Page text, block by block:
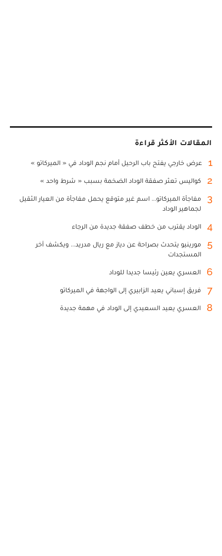
المقالات الأكثر قراءة
1 عرض خارجي يفتح باب الرحيل أمام نجم الوداد في « الميركاتو »
2 كواليس تعثر صفقة الوداد الضخمة بسبب « شرط واحد »
3
مفاجأة الميركاتو... اسم غير متوقع يحمل مفاجأة من العيار الثقيل
لجماهير الوداد
4 الوداد يقترب من خطف صفقة جديدة من الرجاء
5
مورينيو يتحدث بصراحة عن دياز مع ريال مدريد... ويكشف آخر
المستجدات
6 العسري يعين رئيسا جديدا للوداد
7 فريق إسباني يعيد الزابيري إلى الواجهة في الميركاتو
8 العسري يعيد السعيدي إلى الوداد في مهمة جديدة